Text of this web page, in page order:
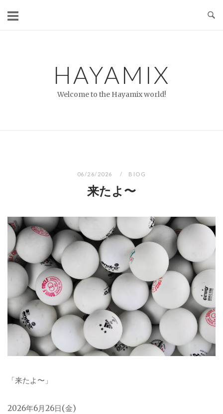
HAYAMIX
Welcome to the Hayamix world!
06/26/2026 BIOG
来たよ〜
「来たよ〜」
2026年6月26日(金)